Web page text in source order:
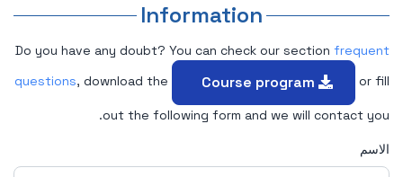
Information
Do you have any doubt? You can check our section frequent
questions, download the Course program or fill
out the following form and we will contact you.
الاسم